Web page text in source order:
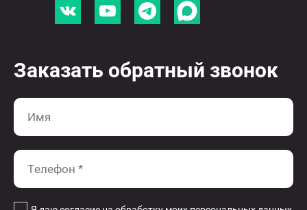
Заказать обратный звонок